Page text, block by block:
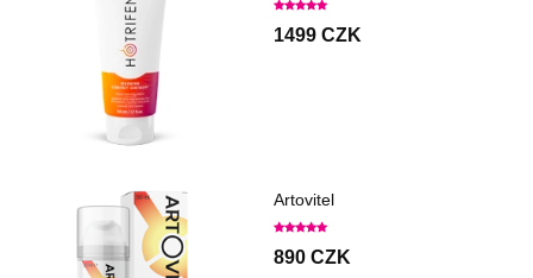
1499 CZK
Artovitel
890 CZK